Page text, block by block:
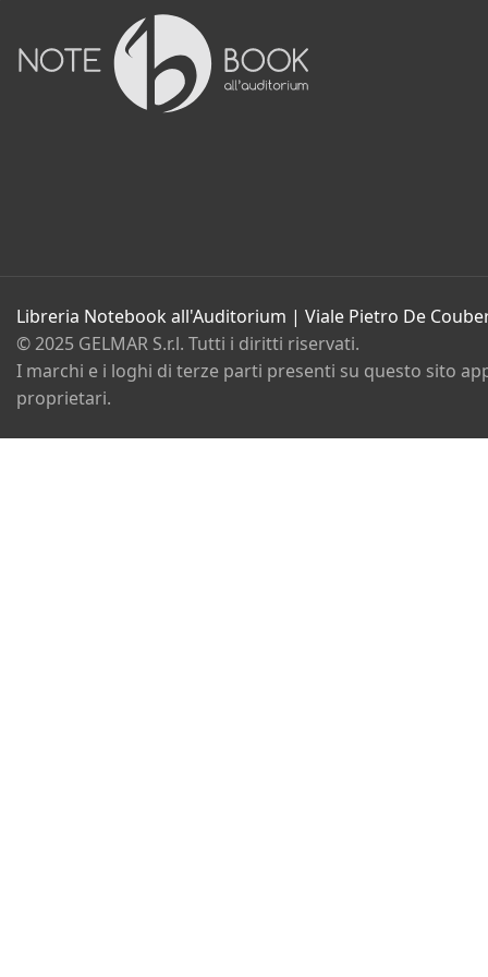
Libreria Notebook all'Auditorium | Viale Pietro De
© 2025 GELMAR S.r.l. Tutti i diritti riservati.
I marchi e i loghi di terze parti presenti su questo sito
proprietari.
Gadget e Idee regalo
Cartoleria
Bambini e ragazzi
Chi siamo
Privacy policy